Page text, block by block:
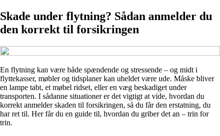
Skade under flytning? Sådan anmelder du
den korrekt til forsikringen
En flytning kan være både spændende og stressende – og midt i
flyttekasser, møbler og tidsplaner kan uheldet være ude. Måske bliver
en lampe tabt, et møbel ridset, eller en væg beskadiget under
transporten. I sådanne situationer er det vigtigt at vide, hvordan du
korrekt anmelder skaden til forsikringen, så du får den erstatning, du
har ret til. Her får du en guide til, hvordan du griber det an – trin for
trin.